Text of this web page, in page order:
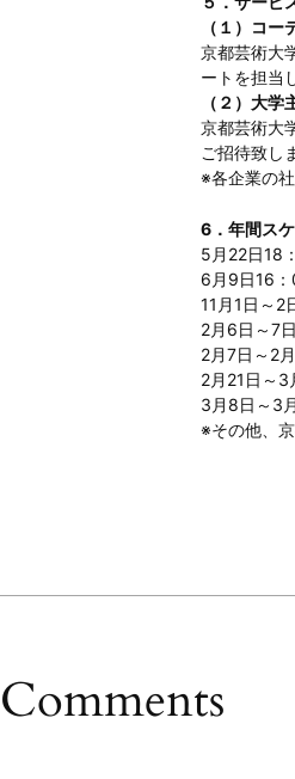
（１）コ
京都芸術大
ートを担当
（２） 大学
京都芸術大
ご招待致し
※各企業の
6．年間ス
5月22日18
6月9日16
11月1日～
2月6日～
2月7日～2
2月21日～
3月8日～3
※その他、
Comments